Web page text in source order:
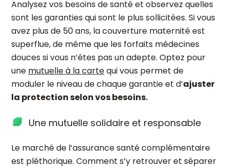
Analysez vos besoins de santé et observez quelles
sont les garanties qui sont le plus sollicitées. Si vous
avez plus de 50 ans, la couverture maternité est
superflue, de même que les forfaits médecines
douces si vous n’êtes pas un adepte. Optez pour
une mutuelle à la cartequi vous permet de
moduler le niveau de chaque garantie et d’ajuster
la protection selon vos besoins.
Une mutuelle solidaire et responsable
Le marché de l’assurance santé complémentaire
est pléthorique. Comment s’y retrouver et séparer